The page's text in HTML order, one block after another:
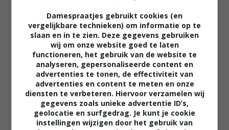
winkelcentrum zie lopen, dan hebben
ze echt geen flesje water en een
tomaat in hun handen.
Dat is net zoiets als al die gezonde
traktaties op de basis school. Vooral
geen snoepje mogen uitdelen als je
jarig bent.
Maar ik ben nog nooit bij een
Damespraatjes gebruikt cookies (en
vergelijkbare technieken) om informatie op te
slaan en in te zien. Deze gegevens gebruiken
wij om onze website goed te laten
functioneren, het gebruik van de website te
analyseren, gepersonaliseerde content en
advertenties te tonen, de effectiviteit van
advertenties en content te meten en onze
diensten te verbeteren. Hiervoor verzamelen wij
gegevens zoals unieke advertentie ID’s,
geolocatie en surfgedrag. Je kunt je cookie
instellingen wijzigen door het gebruik van